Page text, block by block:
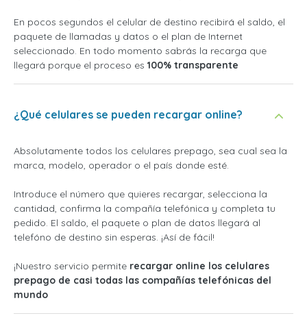
En pocos segundos el celular de destino recibirá el saldo, el
paquete de llamadas y datos o el plan de Internet
seleccionado. En todo momento sabrás la recarga que
llegará porque el proceso es 100% transparente
¿Qué celulares se pueden recargar online?
Absolutamente todos los celulares prepago, sea cual sea la
marca, modelo, operador o el país donde esté.
Introduce el número que quieres recargar, selecciona la
cantidad, confirma la compañía telefónica y completa tu
pedido. El saldo, el paquete o plan de datos llegará al
telefóno de destino sin esperas. ¡Así de fácil!
¡Nuestro servicio permite recargar online los celulares
prepago de casi todas las compañías telefónicas del
mundo